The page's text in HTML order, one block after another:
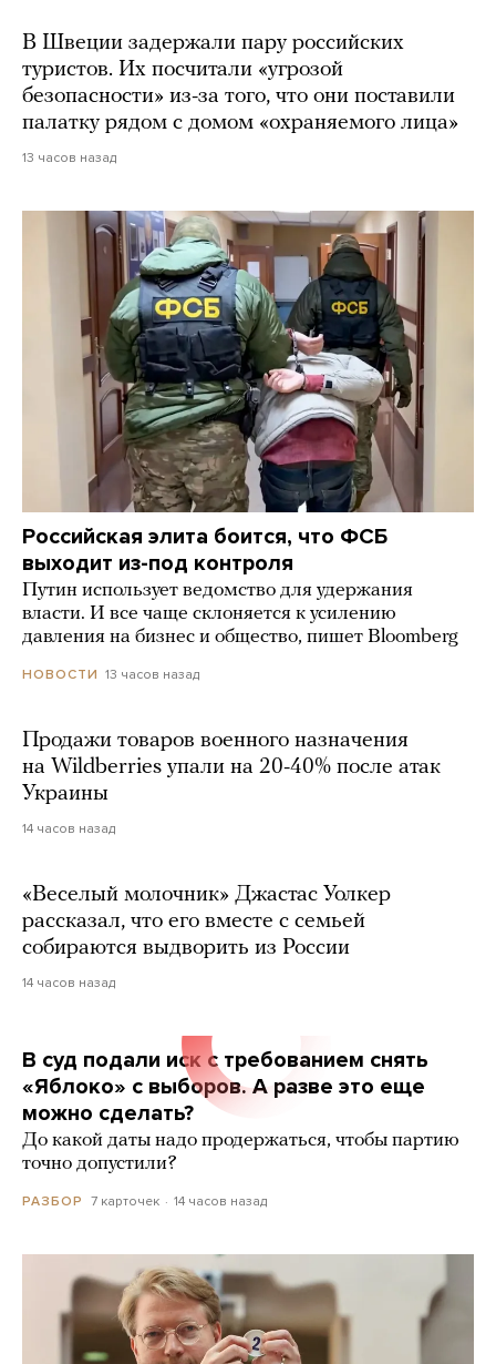
В Швеции задержали пару российских
туристов. Их посчитали «угрозой
безопасности» из-за того, что они поставили
палатку рядом с домом «охраняемого лица»
13 часов назад
Российская элита боится, что ФСБ
выходит из-под контроля
Путин использует ведомство для удержания
власти. И все чаще склоняется к усилению
давления на бизнес и общество, пишет Bloomberg
НОВОСТИ 13 часов назад
Продажи товаров военного назначения
на Wildberries упали на 20-40% после атак
Украины
14 часов назад
«Веселый молочник» Джастас Уолкер
рассказал, что его вместе с семьей
собираются выдворить из России
14 часов назад
В суд подали иск с требованием снять
«Яблоко» с выборов. А разве это еще
можно сделать?
До какой даты надо продержаться, чтобы партию
точно допустили?
РАЗБОР 7 карточек 14 часов назад